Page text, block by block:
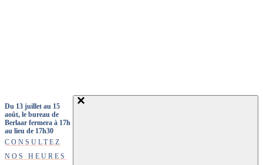
Du 13 juillet au 15
août, le bureau de
Berlaar fermera à 17h
au lieu de 17h30
CONSULTEZ
NOS HEURES